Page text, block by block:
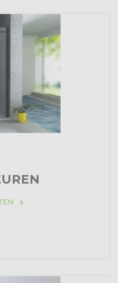
keyboard_arrow_right